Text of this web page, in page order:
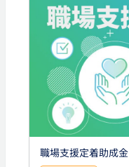
職場支援定着助成金